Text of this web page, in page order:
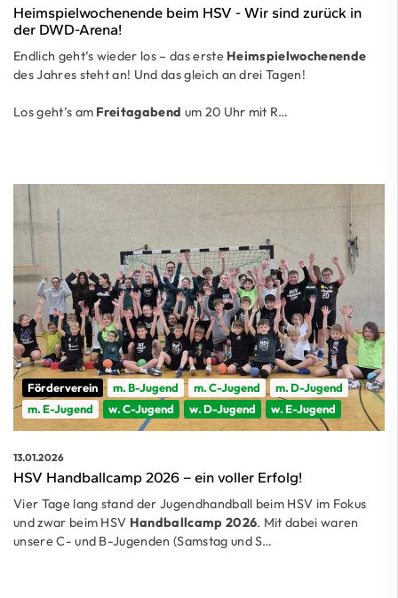
Heimspielwochenende beim HSV - Wir sind zurück in
der DWD-Arena!
Endlich geht’s wieder los – das erste Heimspielwochenende
des Jahres steht an! Und das gleich an drei Tagen!
Los geht’s am Freitagabend um 20 Uhr mit R…
Förderverein m. B-Jugend m. C-Jugend
m. D-Jugend
m. E-Jugend
w. C-Jugend w. D-Jugend w. E-Jugend
13.01.2026
HSV Handballcamp 2026 – ein voller Erfolg!
Vier Tage lang stand der Jugendhandball beim HSV im Fokus
und zwar beim HSV Handballcamp 2026. Mit dabei waren
unsere C- und B-Jugenden (Samstag und S…